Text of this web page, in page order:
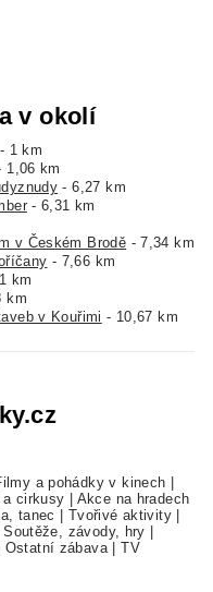
v okolí
- 1 km
1,06 km
- 6,27 km
- 6,31 km
v Českém Brodě - 7,34 km
- 7,66 km
km
km
v Kouřimi - 10,67 km
a pohádky v kinech
a cirkusy
Akce na hradech
tanec Tvořivé aktivity
Soutěže, závody, hry
Ostatní zábava |TV